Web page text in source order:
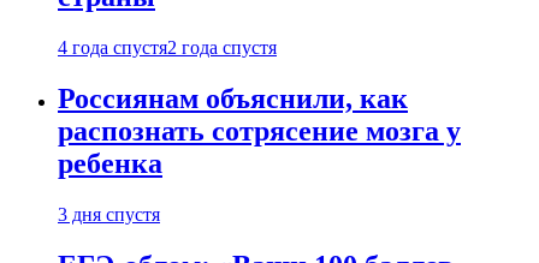
4 года спустя2 года спустя
Россиянам объяснили, как
распознать сотрясение мозга у
ребенка
3 дня спустя